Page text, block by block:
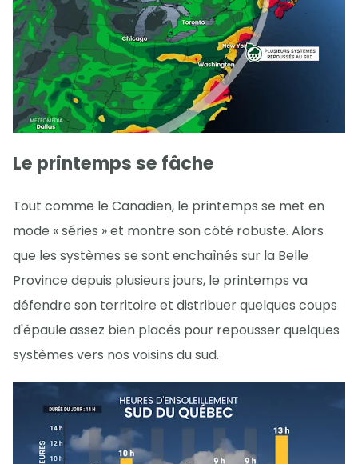
Le printemps se fâche
Tout comme le Canadien, le printemps se met en
mode « séries » et montre son côté robuste. Alors
que les systèmes se sont enchaînés sur la Belle
Province depuis plusieurs jours, le printemps va
défendre son territoire et distribuer quelques coups
d'épaule assez bien placés pour repousser quelques
systèmes vers nos voisins du sud.